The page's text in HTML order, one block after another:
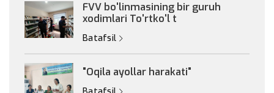
FVV bo'linmasining bir guruh
xodimlari To'rtko'l t
Batafsil
"Oqila ayollar harakati"